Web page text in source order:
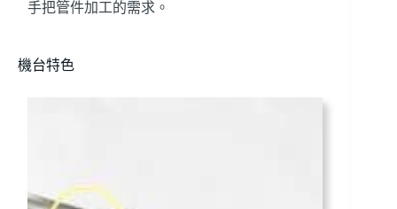
手把管件加工的需求。
機台特色